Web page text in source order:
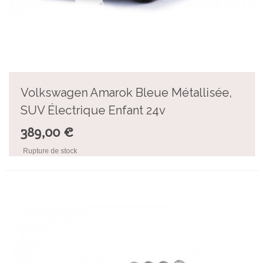
Volkswagen Amarok Bleue Métallisée,
SUV Électrique Enfant 24v
389,00 €
Rupture de stock